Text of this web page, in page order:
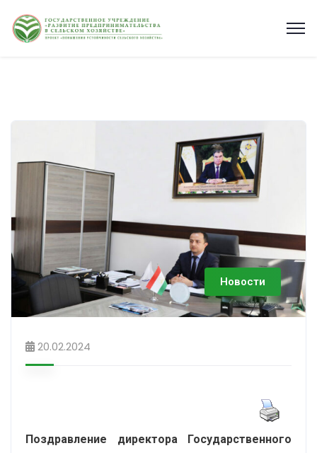
Новости
20.02.2024
Поздравление директора Государственного